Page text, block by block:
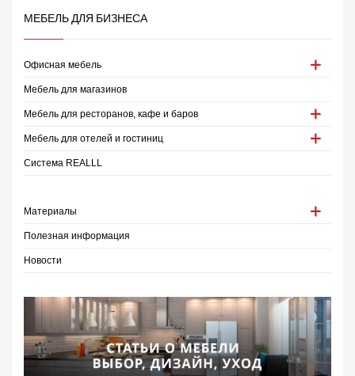
МЕБЕЛЬ ДЛЯ БИЗНЕСА
Офисная мебель
Мебель для магазинов
Мебель для ресторанов, кафе и баров
Мебель для отелей и гостиниц
Система REALLL
Материалы
Полезная информация
Новости